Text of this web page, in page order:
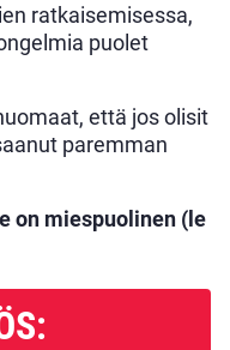
ratkaisemisessa,
puolet
että jos olisit
paremman
on miespuolinen (le